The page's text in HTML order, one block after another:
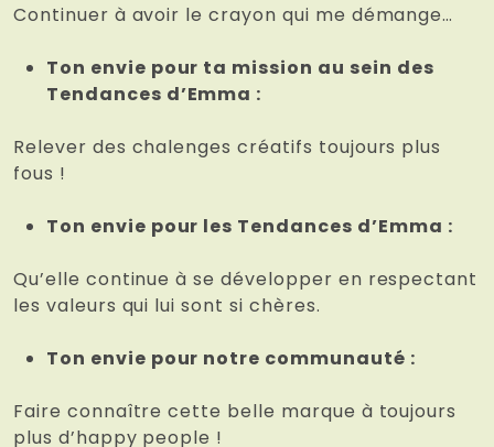
Continuer à avoir le crayon qui me démange…
Ton envie pour ta mission au sein des
Tendances d’Emma :
Relever des chalenges créatifs toujours plus
fous !
Ton envie pour les Tendances d’Emma :
Qu’elle continue à se développer en respectant
les valeurs qui lui sont si chères.
Ton envie pour notre communauté :
Faire connaître cette belle marque à toujours
plus d’happy people !